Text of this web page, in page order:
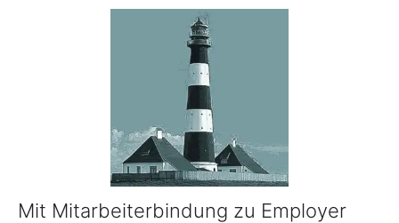
Mit Mitarbeiterbindung zu Employer